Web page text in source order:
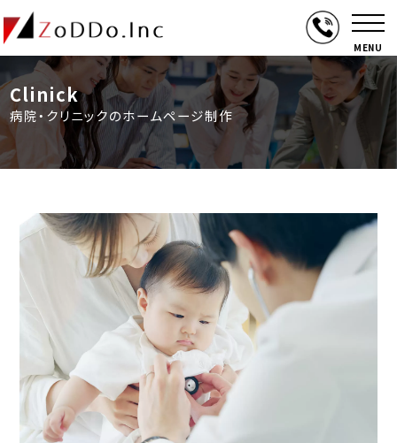
MENU
Clinick
病院・クリニックのホームページ制作